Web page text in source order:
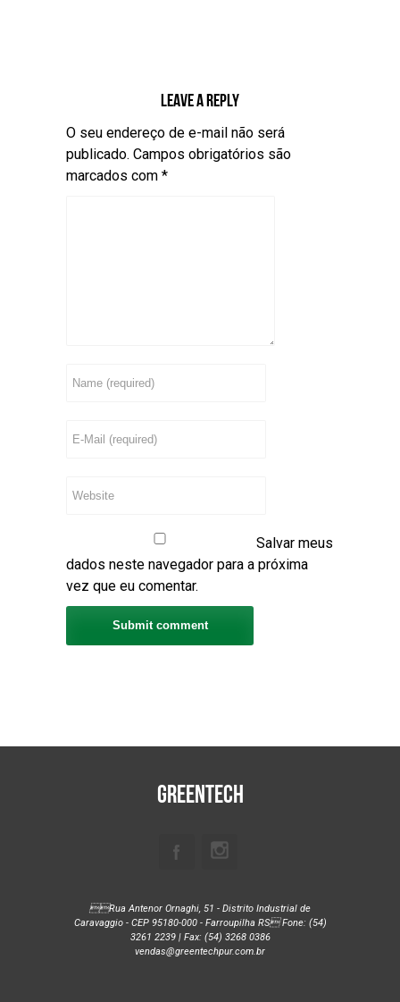
Leave a reply
O seu endereço de e-mail não será
publicado. Campos obrigatórios são
marcados com *
Salvar meus
dados neste navegador para a próxima
vez que eu comentar.
Greentech
Rua Antenor Ornaghi, 51 - Distrito Industrial de
Caravaggio - CEP 95180-000 - Farroupilha RS Fone: (54)
3261 2239 | Fax: (54) 3268 0386
vendas@greentechpur.com.br